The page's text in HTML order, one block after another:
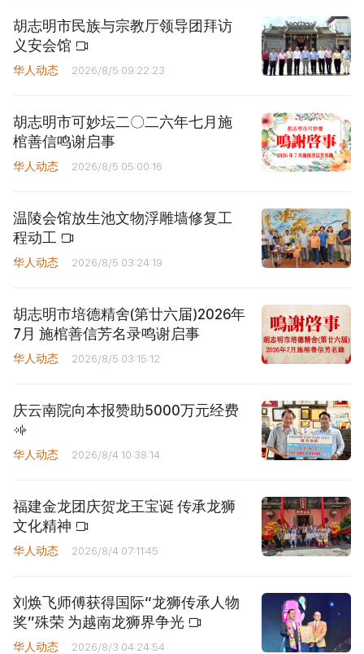
胡志明市民族与宗教厅领导团拜访
义安会馆
华人动态 2026/8/5 09:22:23
胡志明市可妙坛二〇二六年七月施
棺善信鸣谢启事
华人动态 2026/8/5 05:00:16
温陵会馆放生池文物浮雕墙修复工
程动工
华人动态 2026/8/5 03:24:19
胡志明市培德精舍(第廿六届)2026年
7月 施棺善信芳名录鸣谢启事
华人动态 2026/8/5 03:15:12
庆云南院向本报赞助5000万元经费
华人动态 2026/8/4 10:38:14
福建金龙团庆贺龙王宝诞 传承龙狮
文化精神
华人动态 2026/8/4 07:11:45
刘焕飞师傅获得国际“龙狮传承人物
奖”殊荣 为越南龙狮界争光
华人动态 2026/8/3 04:24:54